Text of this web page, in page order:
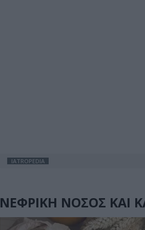
IATROPEDIA
ΝΕΦΡΙΚΗ ΝΟΣΟΣ ΚΑΙ